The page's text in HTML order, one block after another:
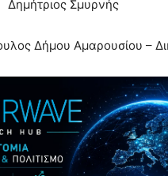
Δημήτριος Σμυρνής
Δήμου Αμαρουσίου –